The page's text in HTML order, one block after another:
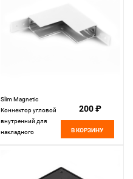
Slim Magnetic
Коннектор угловой
внутренний для
накладного
200 ₽
В КОРЗИНУ